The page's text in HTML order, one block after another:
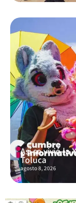
Así se vivió la
Toluca
agosto 8, 2026